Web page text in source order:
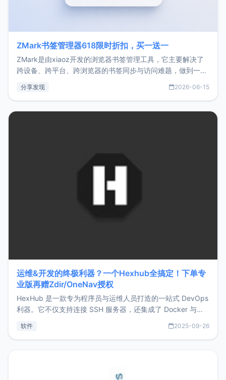
ZMark书签管理器618限时折扣，买一送一
ZMark是由xiaoz开发的浏览器书签管理工具，它主要解决了
跨设备、跨平台、跨浏览器的书签同步与访问难题，做到一处
用，让管理更高效。ZMark官网地址：
分享发现 2026-06-15
运维&开发的终极利器？一个Hexhub全搞定！下单专
业版再赠Zdir/OneNav授权
HexHub 是一款专为程序员与运维人员打造的一站式 DevOps
利器。它不仅支持连接 SSH 服务器，还集成了 Docker 与常
件间频繁切换，仅凭 HexHub 即可同时搞定运维与数据库操
软件 2025-09-26